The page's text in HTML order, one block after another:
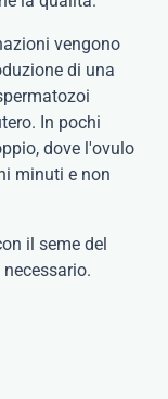
vengono
di una
In pochi
dove l'ovulo
minuti e non
il seme del